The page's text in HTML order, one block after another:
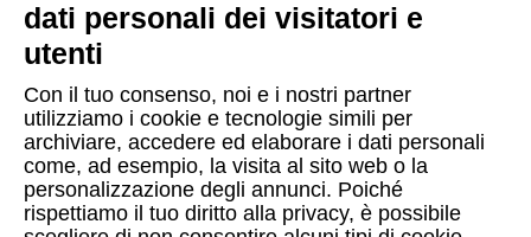
Lugano
Copyright © 2015-2026 Uomo & Ambiente S.r.l. Società Benefit
dati personali dei visitatori e
utenti
Con il tuo consenso, noi e i nostri partner
utilizziamo i cookie e tecnologie simili per
archiviare, accedere ed elaborare i dati personali
come, ad esempio, la visita al sito web o la
personalizzazione degli annunci. Poiché
rispettiamo il tuo diritto alla privacy, è possibile